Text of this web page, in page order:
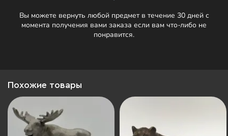
Вы можете вернуть любой предмет в течение 30 дней с
момента получения вами заказа если вам что-либо не
понравится.
Похожие товары